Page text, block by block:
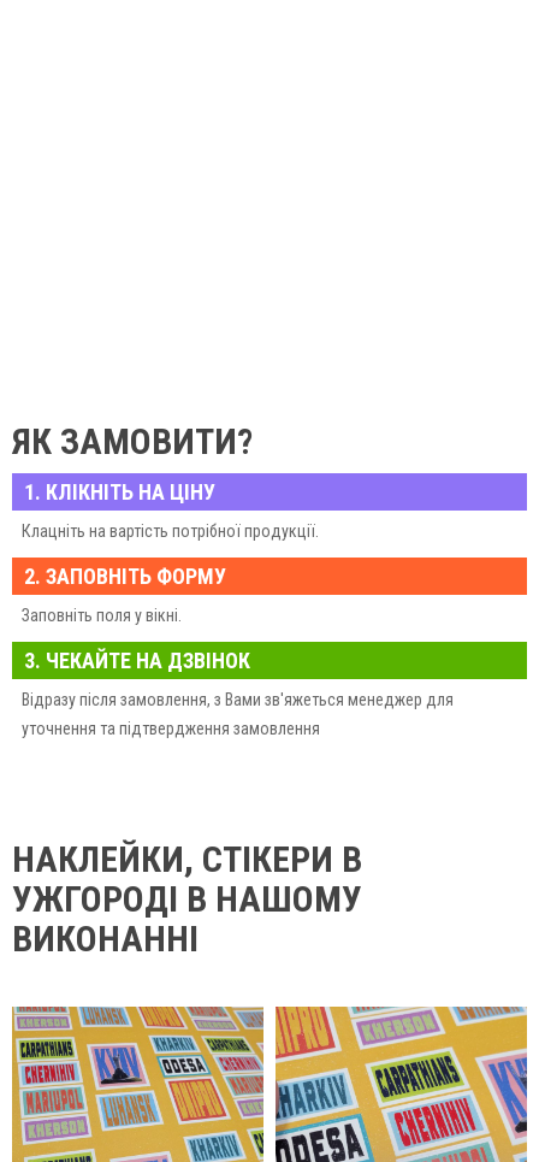
ЯК ЗАМОВИТИ?
1. КЛІКНІТЬ НА ЦІНУ
Клацніть на вартість потрібної продукції.
2. ЗАПОВНІТЬ ФОРМУ
Заповніть поля у вікні.
3. ЧЕКАЙТЕ НА ДЗВІНОК
Відразу після замовлення, з Вами зв'яжеться менеджер для
уточнення та підтвердження замовлення
НАКЛЕЙКИ, СТІКЕРИ В
УЖГОРОДІ В НАШОМУ
ВИКОНАННІ